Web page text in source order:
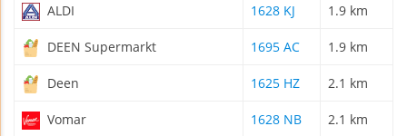
ALDI 1628 KJ 1.9 km
DEEN Supermarkt 1695 AC 1.9 km
Deen 1625 HZ 2.1 km
Vomar 1628 NB 2.1 km